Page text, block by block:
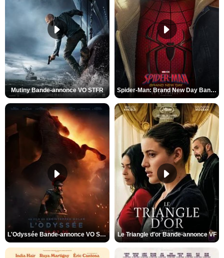
Mutiny Bande-annonce VO STFR Spider-Man: Brand New Day Bande-annonce VO STFR
L'Odyssée Bande-annonce VO STFR Le Triangle d'or Bande-annonce VF